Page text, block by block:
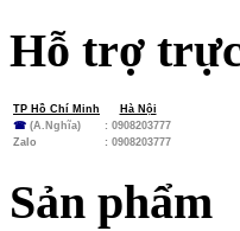
Hỗ trợ
TP Hồ Chí Minh
Hà Nội
☎ (A.Nghĩa)
: 0908203777
Zalo
: 0908203777
Sản phẩm